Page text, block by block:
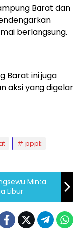
Barat dan
berlangsung.
Barat ini juga
aksi yang digelar
pppk
Minta
Libur